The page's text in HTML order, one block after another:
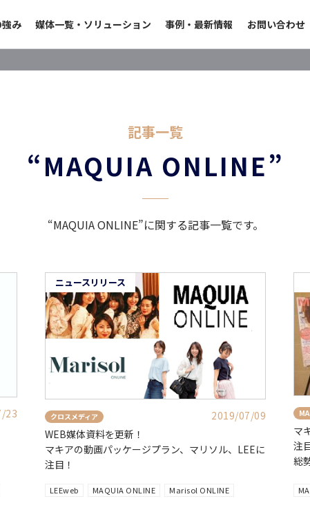
み 媒体一覧・ソリューション 事例・最新情報 お問い合わせ
記事一覧
“MAQUIA ONLINE”
“MAQUIA ONLINE”に関する記事一覧です。
23
ニュースリリース
クロスメディア
2019/07/09
WEB媒体資料を更新！
マキアの動画パッケージプラン、マリソル、LEEに
注目！
LEEweb MAQUIA ONLINE Marisol ONLINE
マ
注
総